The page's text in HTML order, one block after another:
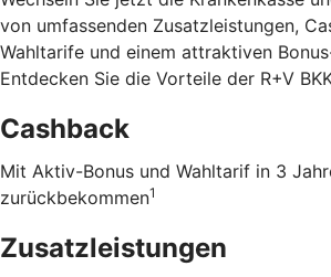
von umfassenden Zusatzleistungen,
Wahltarife und einem attraktiven
Entdecken Sie die Vorteile der R+V
Cashback
Mit Aktiv-Bonus und Wahltarif in 3
zurückbekommen1
Zusatzleistungen